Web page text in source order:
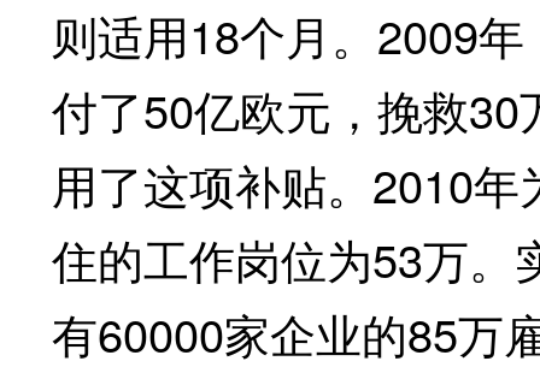
则适用18个月。2009
付了50亿欧元，挽救
用了这项补贴。2010
住的工作岗位为53万。
有60000家企业的85万